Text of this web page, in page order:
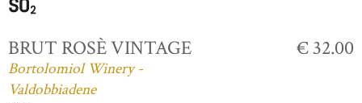
BRUT ROSÈ VINTAGE
Bortolomiol Winery -
Valdobbiadene
€ 32.00